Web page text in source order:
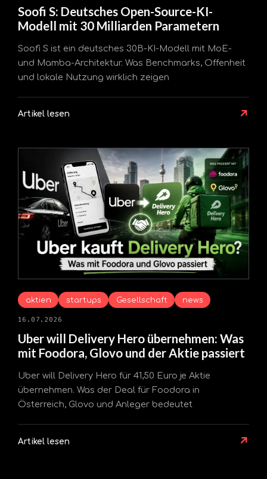
Soofi S: Deutsches Open-Source-KI-
Modell mit 30 Milliarden Parametern
Soofi S ist ein deutsches 30B-KI-Modell mit MoE-
und Mamba-Architektur. Was Benchmarks, Offenheit
und lokale Nutzung wirklich zeigen
Artikel lesen ↗
aktien startups Gesellschaft news
16.07.2026
Uber will Delivery Hero übernehmen: Was
mit Foodora, Glovo und der Aktie passiert
Uber will Delivery Hero für 41,50 Euro je Aktie
übernehmen. Was der Deal für Foodora in
Österreich, Glovo und Anleger bedeutet
Artikel lesen ↗